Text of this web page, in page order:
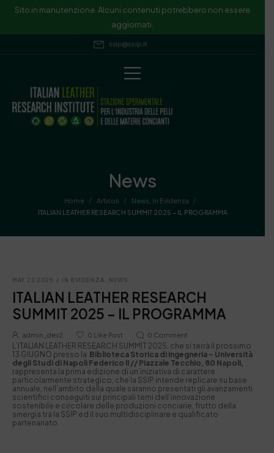
Sito in manutenzione. Alcuni contenuti potrebbero non essere
aggiornati.
ssip@ssip.it
News
Home / Articoli / News In Evidenza
/
ITALIAN LEATHER RESEARCH SUMMIT 2025 – IL PROGRAMMA
MAY 20 2025 / IN EVIDENZA, NEWS
ITALIAN LEATHER RESEARCH
SUMMIT 2025 – IL PROGRAMMA
admin_dev2 0 Like Post 0 Comment
L’ITALIAN LEATHER RESEARCH SUMMIT 2025, che si terrà il prossimo
13 GIUGNO presso la Biblioteca Storica di Ingegneria – Università
degli Studi di Napoli Federico II // Piazzale Tecchio, 80 Napoli,
rappresenta la prima edizione di un’iniziativa di carattere
particolarmente strategico, che la SSIP intende replicare su base
annuale, nell’ambito della quale saranno presentati gli avanzamenti
scientifici conseguiti sui principali temi dell’innovazione
sostenibile e circolare delle produzioni conciarie, frutto della
sinergia tra la SSIP ed il suo multidisciplinare e qualificato
partenariato.